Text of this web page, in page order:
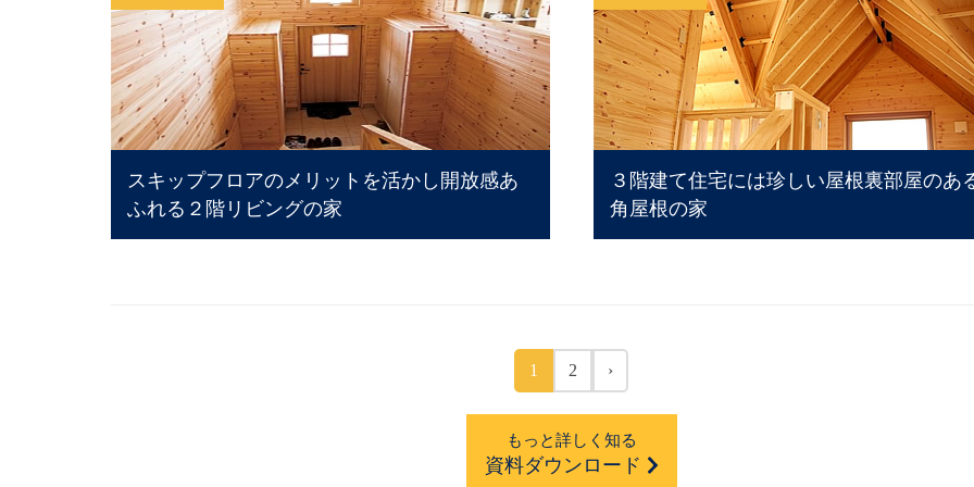
スキップフロアのメリットを活かし開放感あ
ふれる２階リビングの家
３階建て住宅には珍しい屋根裏部屋のあ
角屋根の家
1 2 ›
もっと詳しく知る
資料ダウンロード